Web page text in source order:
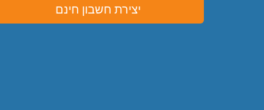
יצירת חשבון חינם